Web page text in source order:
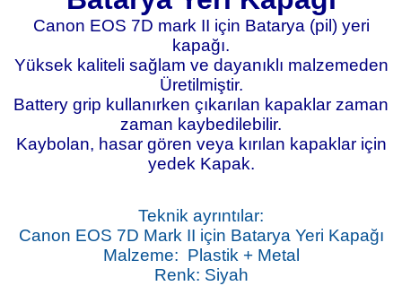
Canon EOS 7D mark II için Batarya (pil) yeri
kapağı.
Yüksek kaliteli sağlam ve dayanıklı malzemeden
Üretilmiştir.
Battery grip kullanırken çıkarılan kapaklar zaman
zaman kaybedilebilir.
Kaybolan, hasar gören veya kırılan kapaklar için
yedek Kapak.
Teknik ayrıntılar:
Canon EOS 7D Mark II için Batarya Yeri Kapağı
Malzeme: Plastik + Metal
Renk: Siyah